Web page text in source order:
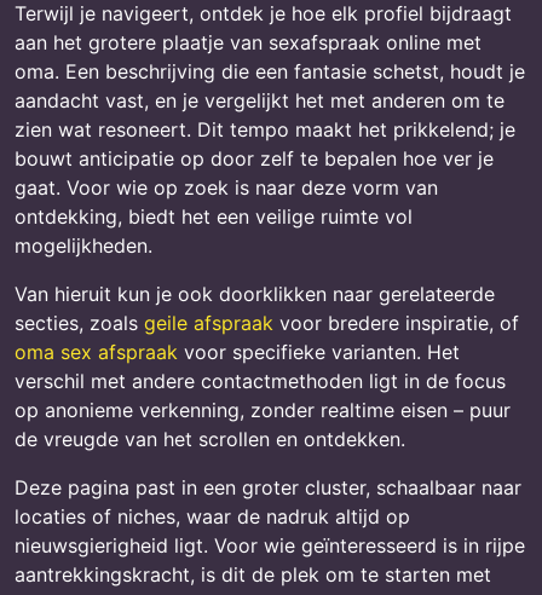
Terwijl je navigeert, ontdek je hoe elk profiel bijdraagt
aan het grotere plaatje van sexafspraak online met
oma. Een beschrijving die een fantasie schetst, houdt je
aandacht vast, en je vergelijkt het met anderen om te
zien wat resoneert. Dit tempo maakt het prikkelend; je
bouwt anticipatie op door zelf te bepalen hoe ver je
gaat. Voor wie op zoek is naar deze vorm van
ontdekking, biedt het een veilige ruimte vol
mogelijkheden.
Van hieruit kun je ook doorklikken naar gerelateerde
secties, zoals geile afspraak voor bredere inspiratie, of
oma sex afspraak voor specifieke varianten. Het
verschil met andere contactmethoden ligt in de focus
op anonieme verkenning, zonder realtime eisen – puur
de vreugde van het scrollen en ontdekken.
Deze pagina past in een groter cluster, schaalbaar naar
locaties of niches, waar de nadruk altijd op
nieuwsgierigheid ligt. Voor wie geïnteresseerd is in rijpe
aantrekkingskracht, is dit de plek om te starten met